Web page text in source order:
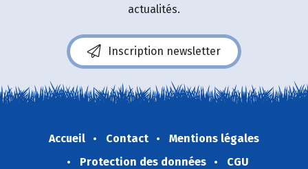
actualités.
Inscription newsletter
Accueil Contact
Mentions légales
Protection des données
CGU